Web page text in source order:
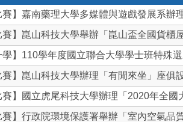
賽】嘉南藥理大學多媒體與遊戲發展系辦
賽】崑山科技大學舉辦「崑山盃全國貨櫃
學】110學年度國立聯合大學學士班特殊
賽】崑山科技大學辦理「有閒來坐」座俱
賽】國立虎尾科技大學辦理「2020年全國
賽】行政院環境保護署舉辦「室內空氣品